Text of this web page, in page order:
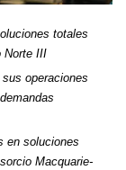
totales
Norte III
operaciones
en soluciones
Macquarie-